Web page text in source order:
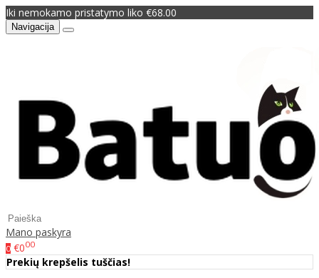
Iki nemokamo pristatymo liko €68.00
Navigacija
Mano paskyra
0 €000
Prekių krepšelis tuščias!